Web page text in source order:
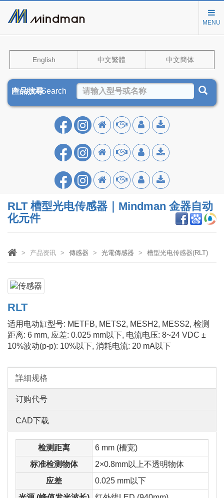
MENU
English 中文繁體 中文簡体
Product Search
產品搜尋
产品搜寻
RLT 槽型光电传感器｜Mindman 金器自动
化元件
产品资讯 傳感器 光電傳感器 槽型光电传感器(RLT)
RLT
适用电动缸型号: METFB, METS2, MESH2, MESS2, 检测
距离: 6 mm, 应差: 0.025 mm以下, 电流电压: 8~24 VDC ±
10%波动(p-p): 10%以下, 消耗电流: 20 mA以下
詳細规格
订购代号
CAD下载
检测距离
6 mm (槽宽)
标准检测物体
2×0.8mm以上不透明物体
应差
0.025 mm以下